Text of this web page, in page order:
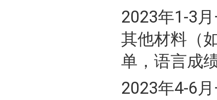
2023年1-3
其他材料（
单，语言成
2023年4-6